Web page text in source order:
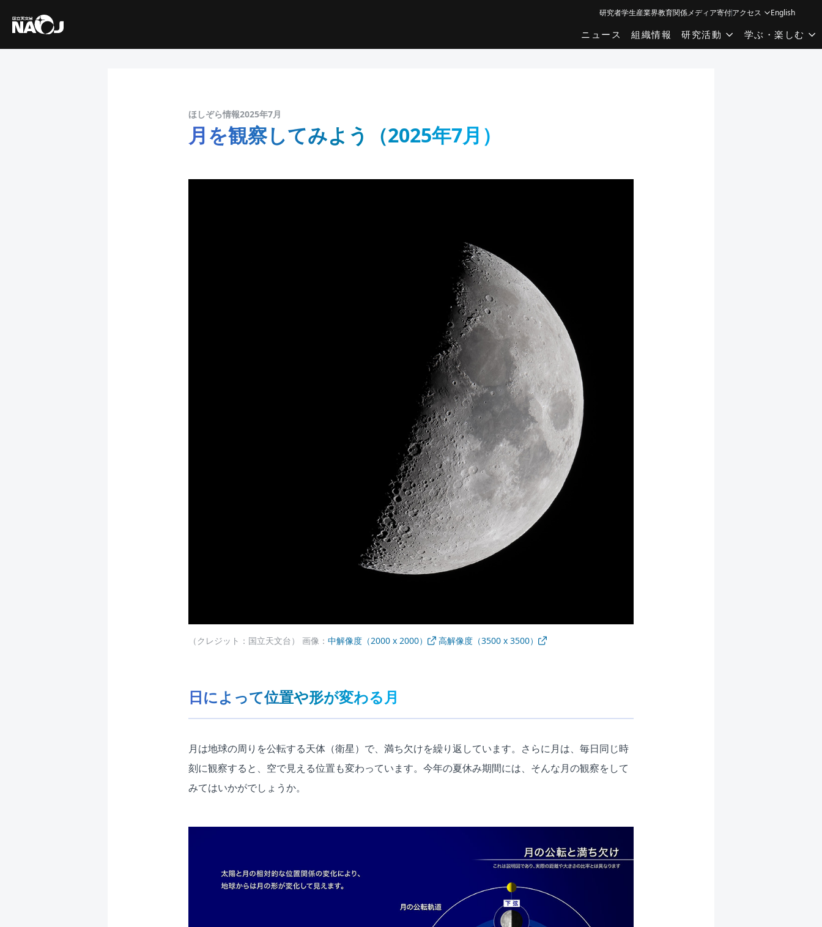
ニュース 組織情報 研究活動 学ぶ・楽しむ
研究者学生産業界教育関係メディア寄付アクセス English
ほしぞら情報2025年7月
月を観察してみよう（2025年7月）
（クレジット：国立天文台） 画像： 中解像度（2000 x 2000） 高解像度（3500 x 3500）
日によって位置や形が変わる月
月は地球の周りを公転する天体（衛星）で、満ち欠けを繰り返しています。さらに月は、毎日同じ時
刻に観察すると、空で見える位置も変わっています。今年の夏休み期間には、そんな月の観察をして
みてはいかがでしょうか。